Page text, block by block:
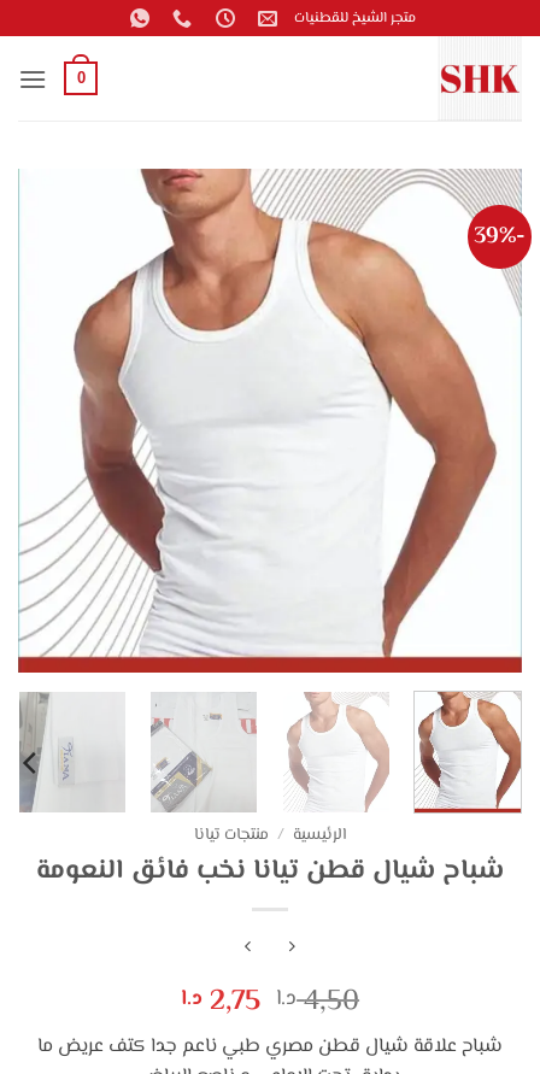
للمحتوى
متجر الشيخ للقطنيات
0
-39%
الرئيسية / منتجات تيانا
شباح شيال قطن تيانا نخب فائق النعومة
4,50 د.ا السعر
الأصلي
هو:
2,75 د.ا
الحالي
هو:
شباح علاقة شيال قطن مصري طبي ناعم جدا كتف عريض ما